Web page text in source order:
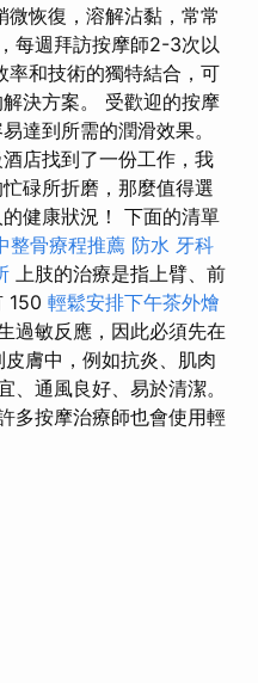
恢復，溶解沾黏，常常
每週拜訪按摩師2-3次以
率和技術的獨特結合，可
決方案。 受歡迎的按摩
達到所需的潤滑效果。
店找到了一份工作，我
碌所折磨，那麼值得選
健康狀況！ 下面的清單
整骨療程推薦 防水 牙科
上肢的治療是指上臂、前
150 輕鬆安排下午茶外燴
過敏反應，因此必須先在
膚中，例如抗炎、肌肉
通風良好、易於清潔。
多按摩治療師也會使用輕